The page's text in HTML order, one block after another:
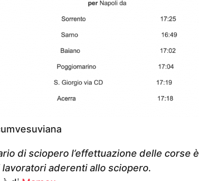
di sciopero l’effettuazione delle corse è
aderenti allo sciopero.